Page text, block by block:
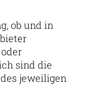
ob und in
sind die
jeweiligen